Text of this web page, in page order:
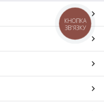
КНОПКА
ЗВ'ЯЗКУ